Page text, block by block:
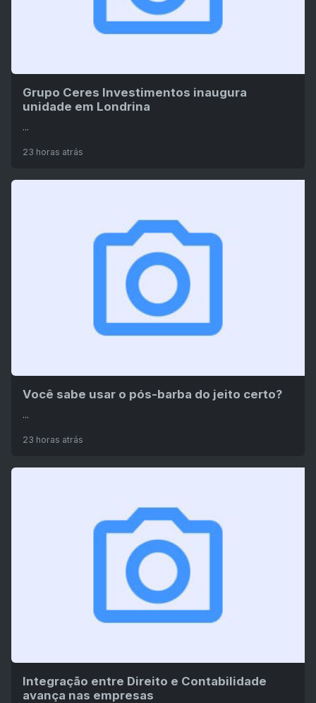
Grupo Ceres Investimentos inaugura
unidade em Londrina
...
23 horas atrás
Você sabe usar o pós-barba do jeito certo?
...
23 horas atrás
Integração entre Direito e Contabilidade
avança nas empresas